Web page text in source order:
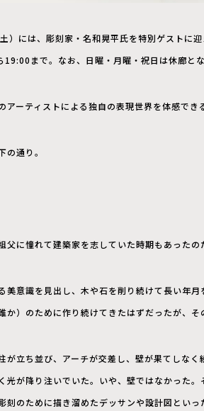
）には、彫刻家・名和晃平氏を特別ゲストに
まで。なお、日曜・月曜・祝日は休廊とな
アーティストによる独自の表現世界を体感でき
通り。
父に憧れて建築家を志していた時期もあったの
美意識を見出し、木や石を削り続けて長い年
か）のために作り続けてきたはずだったが、そ
が立ち並び、アーチが交差し、壁が果てしな
光が降り注いでいた。いや、壁ではなかった
刻のために描き溜めたデッサンや設計図とい